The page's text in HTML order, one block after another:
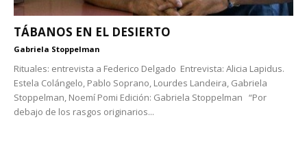
TÁBANOS EN EL DESIERTO
Gabriela Stoppelman
Rituales: entrevista a Federico Delgado Entrevista: Alicia Lapidus.
Estela Colángelo, Pablo Soprano, Lourdes Landeira, Gabriela
Stoppelman, Noemí Pomi Edición: Gabriela Stoppelman “Por
debajo de los rasgos originarios...